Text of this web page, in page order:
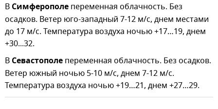
В Симферополе переменная облачность. Без
осадков. Ветер юго-западный 7-12 м/с, днем местами
до 17 м/с. Температура воздуха ночью +17…19, днем
+30...32.
В Севастополе переменная облачность. Без осадков.
Ветер южный ночью 5-10 м/с, днем 7-12 м/с.
Температура воздуха ночью +19…21, днем +27…29.